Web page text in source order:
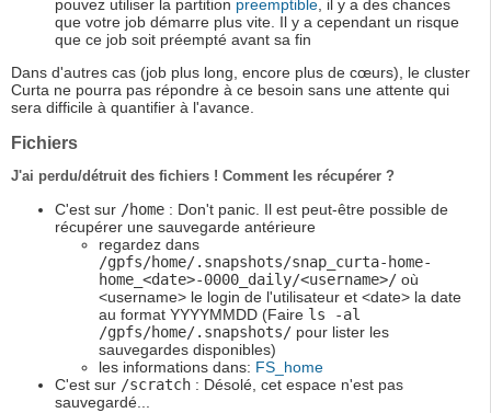
pouvez utiliser la partition preemptible, il y a des chances
que votre job démarre plus vite. Il y a cependant un risque
que ce job soit préempté avant sa fin
Dans d'autres cas (job plus long, encore plus de cœurs), le cluster
Curta ne pourra pas répondre à ce besoin sans une attente qui
sera difficile à quantifier à l'avance.
Fichiers
J'ai perdu/détruit des fichiers ! Comment les récupérer ?
C'est sur /home : Don't panic. Il est peut-être possible de
récupérer une sauvegarde antérieure
regardez dans
/gpfs/home/.snapshots/snap_curta-home-
home_<date>-0000_daily/<username>/ où
<username> le login de l'utilisateur et <date> la date
au format YYYYMMDD (Faire ls -al
/gpfs/home/.snapshots/ pour lister les
sauvegardes disponibles)
les informations dans: FS_home
C'est sur /scratch : Désolé, cet espace n'est pas
sauvegardé...